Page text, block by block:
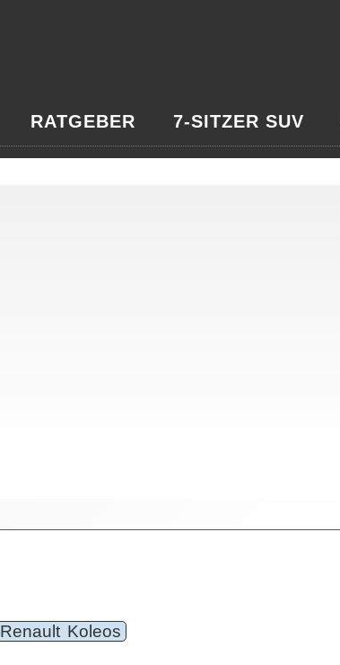
RATGEBER 7-SITZER SUV
Renault Koleos